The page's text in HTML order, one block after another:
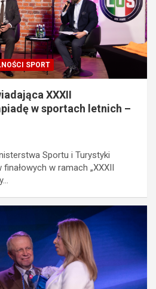
SPORT
XXXII
w sportach letnich –
Sportu i Turystyki
w ramach „XXXII